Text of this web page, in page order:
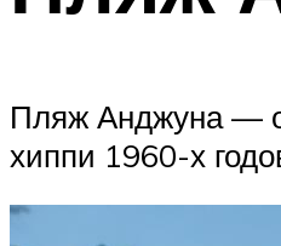
Пляж Анджуна —
хиппи 1960-х